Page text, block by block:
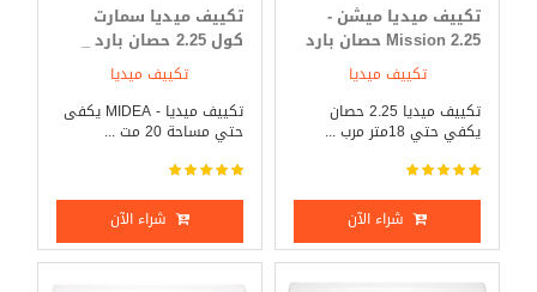
تكييف ميديا ميشن -
Mission 2.25 حصان بارد
_ ساخنتكييف ميديا
تكييف ميديا 2.25 حصان
يكفي حتي 18متر مرب ...
شراء الآن
تكييف ميديا سمارت
كول 2.25 حصان بارد _
تكييف ميديا
تكييف ميديا - MIDEA يكفى
حتي مساحة 20 مت ...
شراء الآن